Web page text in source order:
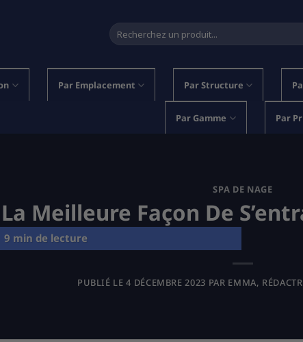
Recherche
pour :
Par Emplacement Par Structure
Par Gamme Par
SPA DE NAGE
Meilleure Façon De
PUBLIÉ LE4 DÉCEMBRE 2023 PAR EMMA,